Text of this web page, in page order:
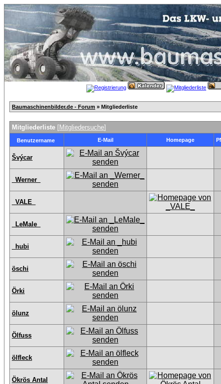
Baumaschinenbilder.de - Forum » Mitgliederliste
Mitgliederliste [Mitgliedersuche]
Benutzername E-Mail Homepage
Švýcar
_Werner_
_VALE_
_LeMale_
_hubi
öschi
Örki
ölunz
Ölfuss
ölfleck
Ökrös Antal